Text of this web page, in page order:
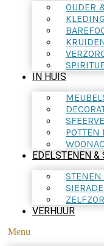
OUDER
IN HUIS
POTTEN
EDELSTENEN &
VERHUUR
Menu